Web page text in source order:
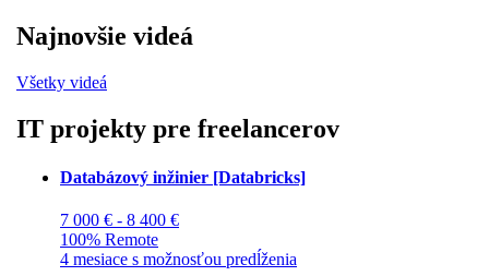
Najnovšie videá
Všetky videá
IT projekty pre freelancerov
Databázový inžinier [Databricks]
7 000 € - 8 400 €
100% Remote
4 mesiace s možnosťou predĺženia